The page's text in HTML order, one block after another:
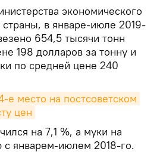
экономического
страны, в январе-июле 2019-
654,5 тысячи тонн
198 долларов за тонну и
по средней цене 240
е место на постсоветском
цен
на 7,1 %, а муки на
с январем-июлем 2018-го.